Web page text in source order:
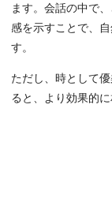
ます。会話の中で
感を示すことで、
す。
ただし、時として
ると、より効果的